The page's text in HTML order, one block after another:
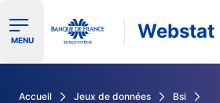
Ouvrir le menu de navigation
MENU Webstat
Accueil Jeux de données
Bsi